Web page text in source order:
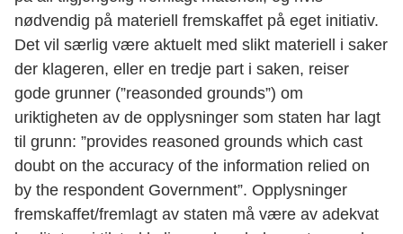
nødvendig på materiell fremskaffet på eget initiativ.
Det vil særlig være aktuelt med slikt materiell i saker
der klageren, eller en tredje part i saken, reiser
gode grunner (”reasonded grounds”) om
uriktigheten av de opplysninger som staten har lagt
til grunn: ”provides reasoned grounds which cast
doubt on the accuracy of the information relied on
by the respondent Government”. Opplysninger
fremskaffet/fremlagt av staten må være av adekvat